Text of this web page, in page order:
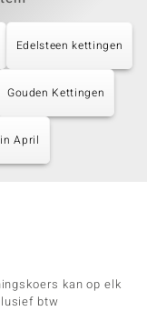
Edelsteen kettingen
Gouden Kettingen
April
kan op elk
btw